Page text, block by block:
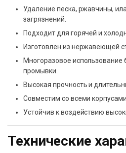
Удаление песка, ржавчины,
загрязнений.
Подходит для горячей и
Изготовлен из нержавеющей
Многоразовое
промывки.
Высокая прочность и
Совместим со всеми
Устойчив к воздействию
Технические